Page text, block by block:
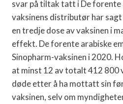
svar på tiltak tatt i De forente
vaksinens distributør har
en tredje dose av vaksinen i
effekt. De forente arabiske
Sinopharm-vaksinen i 2020.
at minst 12 av totalt 412 800
døde etter å ha mottatt sin
vaksinen, selv om